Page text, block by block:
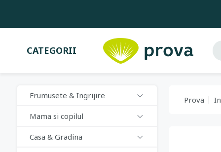
CATEGORII
Frumusete & Ingrijire
Mama si copilul
Casa & Gradina
Prova